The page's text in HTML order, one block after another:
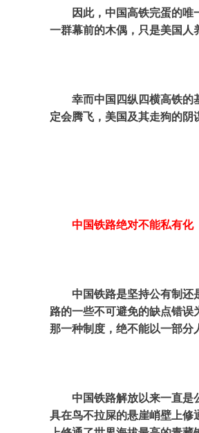
因此，中国高铁完蛋的
一群幕前的木偶，只是美国人
幸而中国四纵四横高铁的
定会腾飞，美国及其走狗的阴
中国铁路绝对不能私有化
中国铁路是坚持公有制
路的一些不可避免的缺点错
那一种制度，绝不能以一部分
中国铁路解放以来一直
具在鸟不拉屎的悬崖峭壁上